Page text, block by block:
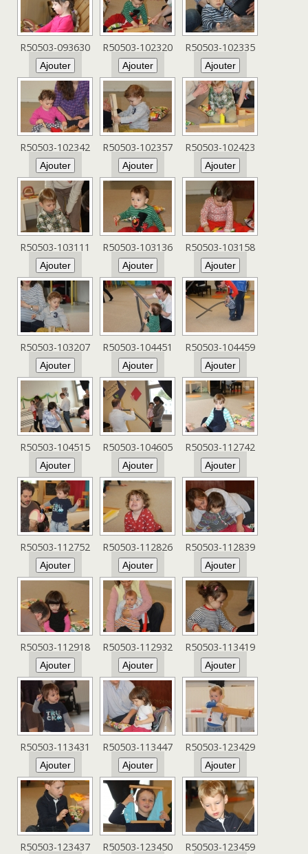
R50503-093630 R50503-102320 R50503-102335
R50503-102342 R50503-102357 R50503-102423
R50503-103111 R50503-103136 R50503-103158
R50503-103207 R50503-104451 R50503-104459
R50503-104515 R50503-104605 R50503-112742
R50503-112752 R50503-112826 R50503-112839
R50503-112918 R50503-112932 R50503-113419
R50503-113431 R50503-113447 R50503-123429
R50503-123437 R50503-123450 R50503-123459